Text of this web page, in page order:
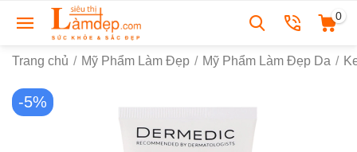
0
Trang chủ / Mỹ Phẩm Làm Đẹp / Mỹ Phẩm Làm Đẹp Da /
-5%